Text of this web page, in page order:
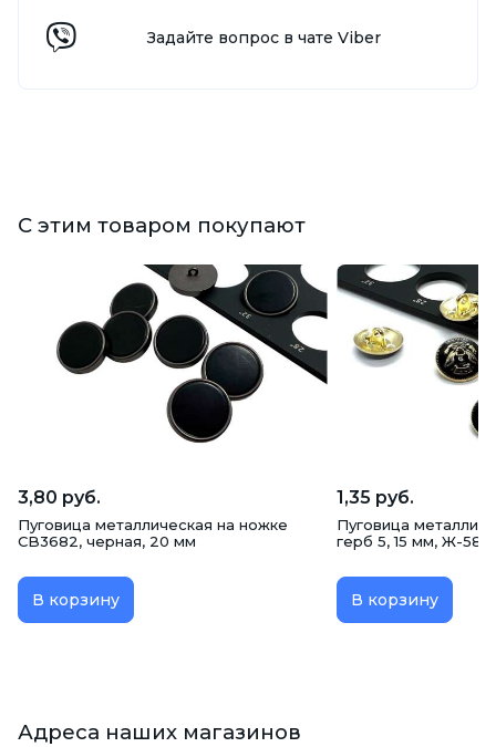
Задайте вопрос в чате Viber
С этим товаром покупают
3,80 руб.
Пуговица металлическая на ножке
CB3682, черная, 20 мм
В корзину
1,35 руб.
Пуговица
герб 5, 15 мм, Ж-58
В корзину
Адреса наших магазинов